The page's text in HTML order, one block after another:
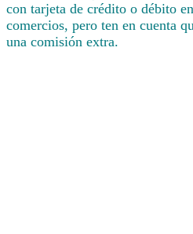
con tarjeta de crédito o débito
comercios, pero ten en cuenta
una comisión extra.